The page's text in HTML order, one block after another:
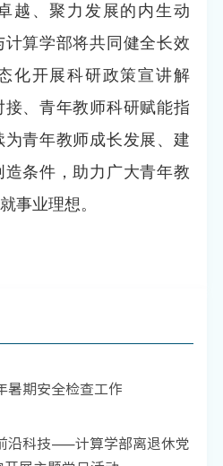
越、聚力发展的内生动
算学部将共同健全长效
化开展科研政策宣讲解
、青年教师科研赋能指
青年教师成长发展、建
条件，助力广大青年教
事业理想。
暑期安全检查工作
沿科技——计算学部离退休党